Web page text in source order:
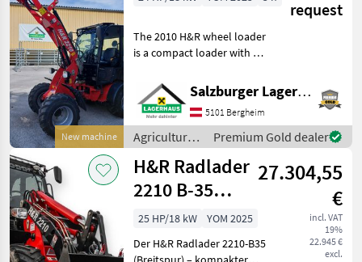
CURRENT
PATH
Agriculture
technology
Agricultural
Motor
Vehicles
Farm
H
R
SELECT
CATEGORY
Reset
Show
13
results
New machine
request
The 2010 H&R wheel loader
is a compact loader with a
stability. The new 3-
cylinder Perkins turbo
engine (18.5 kW) meets the
Euro 5 standard
Salzburger Lagerhaus-Technik
5101 Bergheim
Agricultural
motor
vehicles /
H&R
Premium Gold dealer
H&R Radlader
2210 B-35
Hoflader mit
breiter Spur
27.304,55
€
incl. VAT
19%
22.945 €
excl.
25 HP/18 kW
YOM 2025
Der H&R Radlader 2210-B35